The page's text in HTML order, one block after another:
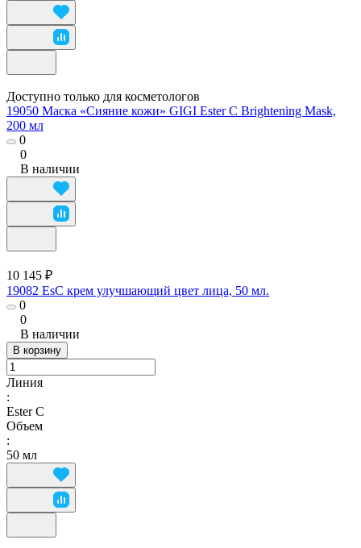
Доступно только для косметологов
19050 Маска «Сияние кожи» GIGI Ester C Brightening Mask,
200 мл
0
0
В наличии
10 145 ₽
19082 EsC крем улучшающий цвет лица, 50 мл.
0
0
В наличии
В корзину
Линия
:
Ester C
Объем
:
50 мл